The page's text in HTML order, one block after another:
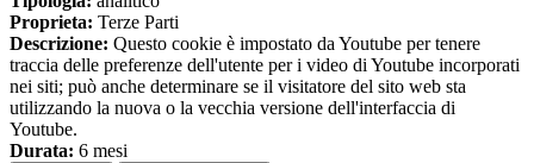
Proprieta: Terze Parti
Descrizione: Questo cookie è impostato da Youtube per tenere
traccia delle preferenze dell'utente per i video di Youtube incorporati
nei siti; può anche determinare se il visitatore del sito web sta
utilizzando la nuova o la vecchia versione dell'interfaccia di
Youtube.
Durata: 6 mesi